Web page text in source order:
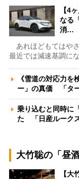
【4
なる
消…
あれほどもてはや
最近では減速基調に
《雪道の対応力
ー」の真価 「タ
乗り込むと同時に
た 「日産ルーク
大竹聡の「昼
【大